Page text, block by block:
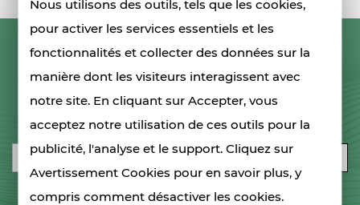
Nous utilisons des outils, tels que les cookies,
pour activer les services essentiels et les
fonctionnalités et collecter des données sur la
manière dont les visiteurs interagissent avec
notre site. En cliquant sur Accepter, vous
acceptez notre utilisation de ces outils pour la
publicité, l'analyse et le support. Cliquez sur
Avertissement Cookies pour en savoir plus, y
compris comment désactiver les cookies.
Email